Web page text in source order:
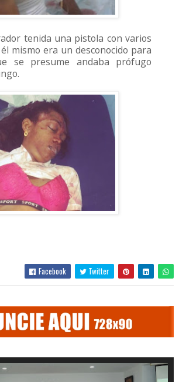
tenida una pistola con varios
mismo era un desconocido para
se presume andaba prófugo
Facebook Twitter